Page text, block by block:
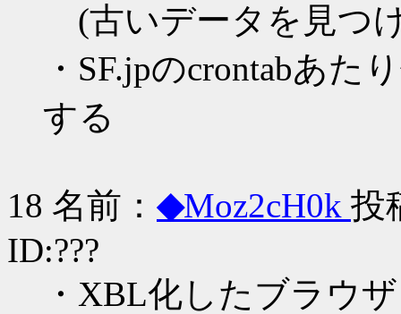
(古いデータを見つ
・SF.jpのcrontabあた
する
18 名前： ◆Moz2cH0k 投
ID:???
・XBL化したブラウ